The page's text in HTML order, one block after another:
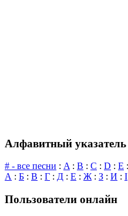
Алфавитный указатель
# - все песни : A: B : C : D : E :
А : Б : В : Г : Д : Е : Ж: З : И : І
Пользователи онлайн